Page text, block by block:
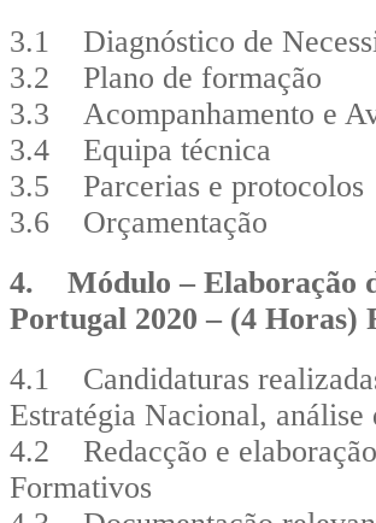
3.1 Diagnóstico de
3.2 Plano de formação
3.3 Acompanhamento e
3.4 Equipa técnica
3.5 Parcerias e protocolos
3.6 Orçamentação
4. Módulo – Elaboração
Portugal 2020 – (4
4.1 Candidaturas
Estratégia Nacional, análise
4.2 Redacção e
Formativos